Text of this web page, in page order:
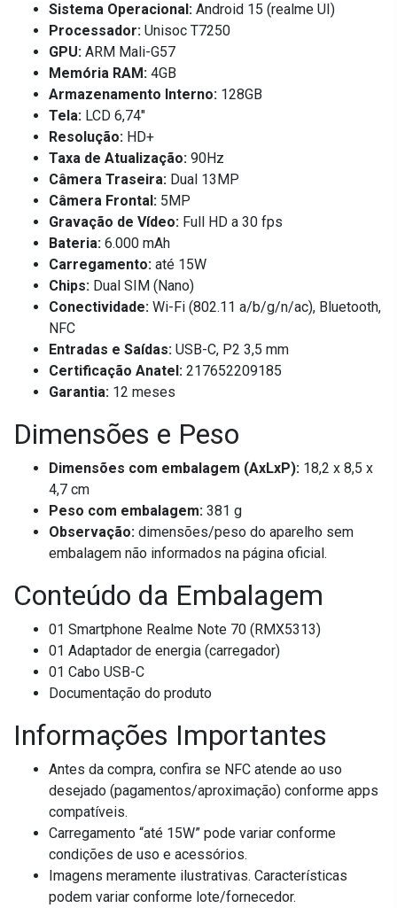
Sistema Operacional: Android 15 (realme UI)
Processador: Unisoc T7250
GPU: ARM Mali-G57
Memória RAM: 4GB
Armazenamento Interno: 128GB
Tela: LCD 6,74"
Resolução: HD+
Taxa de Atualização: 90Hz
Câmera Traseira: Dual 13MP
Câmera Frontal: 5MP
Gravação de Vídeo: Full HD a 30 fps
Bateria: 6.000 mAh
Carregamento: até 15W
Chips: Dual SIM (Nano)
Conectividade: Wi-Fi (802.11 a/b/g/n/ac), Bluetooth,
NFC
Entradas e Saídas: USB-C, P2 3,5 mm
Certificação Anatel: 217652209185
Garantia: 12 meses
Dimensões e Peso
Dimensões com embalagem (AxLxP): 18,2 x 8,5 x
4,7 cm
Peso com embalagem: 381 g
Observação: dimensões/peso do aparelho sem
embalagem não informados na página oficial.
Conteúdo da Embalagem
01 Smartphone Realme Note 70 (RMX5313)
01 Adaptador de energia (carregador)
01 Cabo USB-C
Documentação do produto
Informações Importantes
Antes da compra, confira se NFC atende ao uso
desejado (pagamentos/aproximação) conforme apps
compatíveis.
Carregamento “até 15W” pode variar conforme
condições de uso e acessórios.
Imagens meramente ilustrativas. Características
podem variar conforme lote/fornecedor.